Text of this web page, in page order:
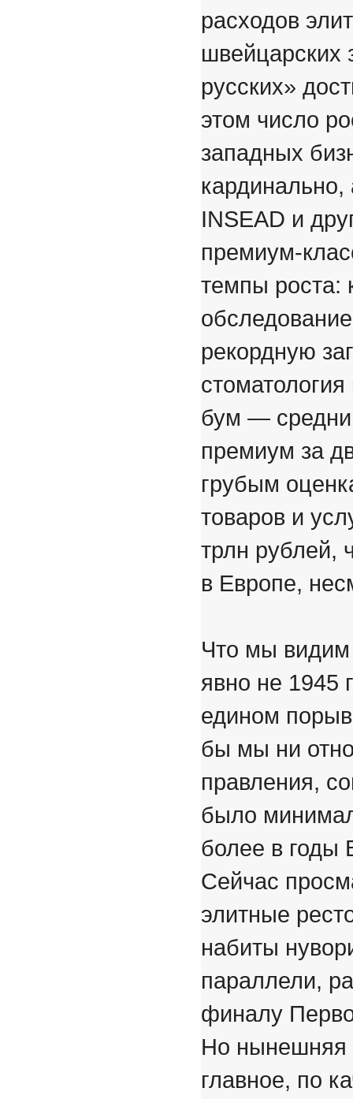
расходов
швейцарских
русских»
этом число
западных
кардинально,
INSEAD и
премиум-
темпы роста:
рекордную
бум —
премиум за
грубым
товаров и
трлн рублей,
в Европе,
Что мы
явно не 1945
едином
бы мы ни
правления,
было
более в годы
Сейчас
элитные
набиты
параллели,
финалу
Но нынешняя
главное, по